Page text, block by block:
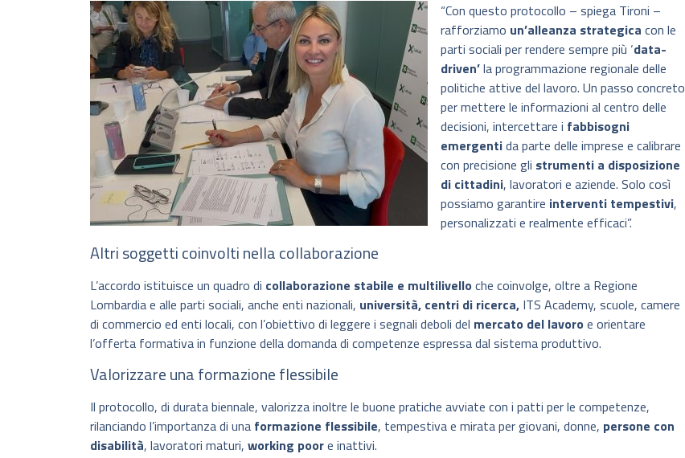
“Con questo protocollo – spiega Tironi –
rafforziamo un’alleanza strategica con le
parti sociali per rendere sempre più ‘data-
driven’la programmazione regionale delle
politiche attive del lavoro. Un passo concreto
per mettere le informazioni al centro delle
decisioni, intercettare i fabbisogni
emergentida parte delle imprese e calibrare
con precisione gli strumenti a disposizione
di cittadini, lavoratori e aziende. Solo così
possiamo garantire interventi tempestivi,
personalizzati e realmente efficaci”.
Altri soggetti coinvolti nella collaborazione
L’accordo istituisce un quadro di collaborazione stabile e multilivello che coinvolge, oltre a Regione
Lombardia e alle parti sociali, anche enti nazionali, università, centri di ricerca, ITS Academy, scuole, camere
di commercio ed enti locali, con l’obiettivo di leggere i segnali deboli del mercato del lavoro e orientare
l’offerta formativa in funzione della domanda di competenze espressa dal sistema produttivo.
Valorizzare una formazione flessibile
Il protocollo, di durata biennale, valorizza inoltre le buone pratiche avviate con i patti per le competenze,
rilanciando l’importanza di una formazione flessibile, tempestiva e mirata per giovani, donne, persone con
disabilità, lavoratori maturi, working poore inattivi.